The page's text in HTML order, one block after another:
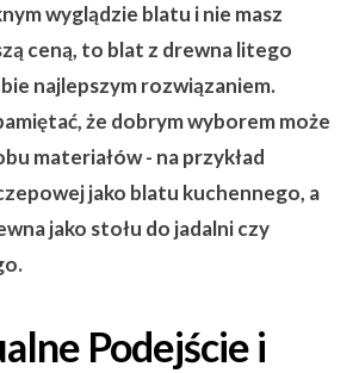
wyglądzie blatu i nie masz
ceną, to blat z drewna litego
najlepszym rozwiązaniem.
że dobrym wyborem może
materiałów - na przykład
jako blatu kuchennego, a
jako stołu do jadalni czy
Podejście i